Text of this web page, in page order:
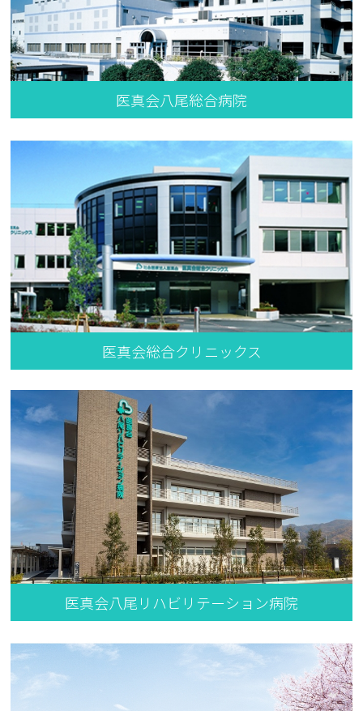
医真会八尾総合病院
医真会総合クリニックス
医真会八尾リハビリテーション病院